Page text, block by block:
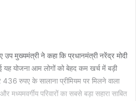
उप मुख्यमंत्री ने कहा कि प्रधानमंत्री नरेंद्र मोदी
यह योजना आम लोगों को बेहद कम खर्च में बड़ी
436 रुपए के सालाना प्रीमियम पर मिलने वाला
परिवारों का सबसे बड़ा सहारा साबित